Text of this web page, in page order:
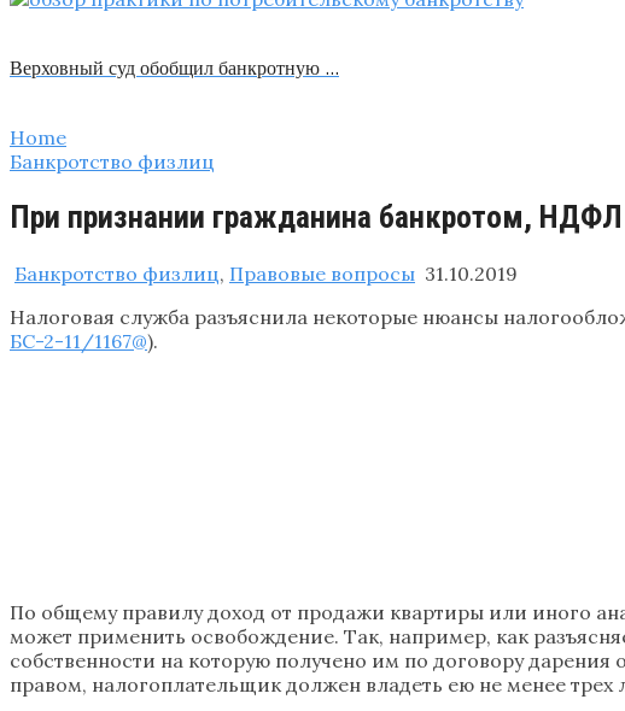
Верховный суд обобщил банкротную …
Home
Банкротство физлиц
При признании гражданина банкротом,
Банкротство физлиц, Правовые вопросы 31.10.2019
Налоговая служба разъяснила некоторые нюансы
БС-2-11/1167@).
По общему правилу доход от продажи квартиры или иного
может применить освобождение. Так, например, как
собственности на которую получено им по договору
правом, налогоплательщик должен владеть ею не менее трех